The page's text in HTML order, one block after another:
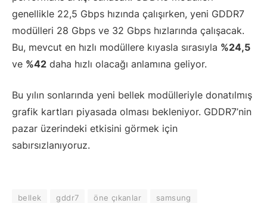
genellikle 22,5 Gbps hızında çalışırken, yeni GDDR7
modülleri 28 Gbps ve 32 Gbps hızlarında çalışacak.
Bu, mevcut en hızlı modüllere kıyasla sırasıyla %24,5
ve %42 daha hızlı olacağı anlamına geliyor.
Bu yılın sonlarında yeni bellek modülleriyle donatılmış
grafik kartları piyasada olması bekleniyor. GDDR7’nin
pazar üzerindeki etkisini görmek için
sabırsızlanıyoruz.
bellek gddr7 öne çıkanlar samsung